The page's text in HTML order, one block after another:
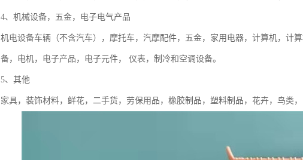
4、机械设备，五金，电子电气产品
机电设备车辆（不含汽车），摩托车，汽摩配件，五金，家用电器，计算机，计
备，电机，电子产品，电子元件， 仪表，制冷和空调设备。
5、其他
家具，装饰材料，鲜花，二手货，劳保用品，橡胶制品，塑料制品，花卉，鸟类